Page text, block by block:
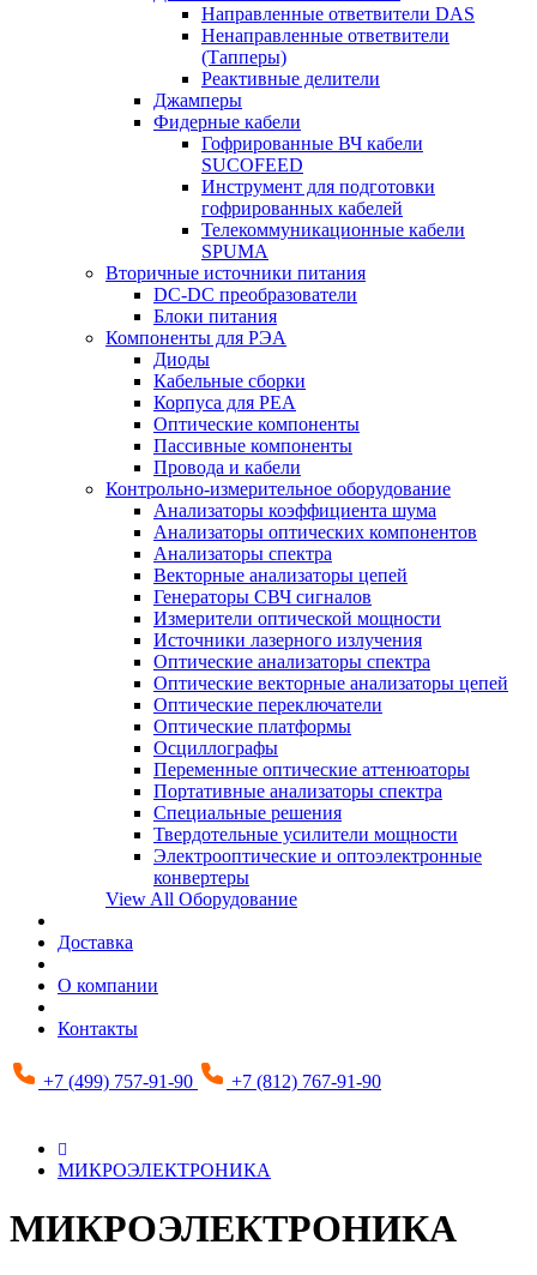
Направленные ответвители DAS
Ненаправленные ответвители
(Тапперы)
Реактивные делители
Джамперы
Фидерные кабели
Гофрированные ВЧ кабели
SUCOFEED
Инструмент для подготовки
гофрированных кабелей
Телекоммуникационные кабели
SPUMA
Вторичные источники питания
DC-DC преобразователи
Блоки питания
Компоненты для РЭА
Диоды
Кабельные сборки
Корпуса для РЕА
Оптические компоненты
Пассивные компоненты
Провода и кабели
Контрольно-измерительное оборудование
Анализаторы коэффициента шума
Анализаторы оптических компонентов
Анализаторы спектра
Векторные анализаторы цепей
Генераторы СВЧ сигналов
Измерители оптической мощности
Источники лазерного излучения
Оптические анализаторы спектра
Оптические векторные анализаторы цепей
Оптические переключатели
Оптические платформы
Осциллографы
Переменные оптические аттенюаторы
Портативные анализаторы спектра
Специальные решения
Твердотельные усилители мощности
Электрооптические и оптоэлектронные
конвертеры
View All Оборудование
Доставка
О компании
Контакты
+7 (499) 757-91-90 +7 (812) 767-91-90
МИКРОЭЛЕКТРОНИКА
МИКРОЭЛЕКТРОНИКА